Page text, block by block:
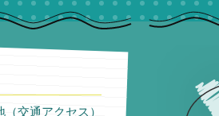
（交通アクセス ）